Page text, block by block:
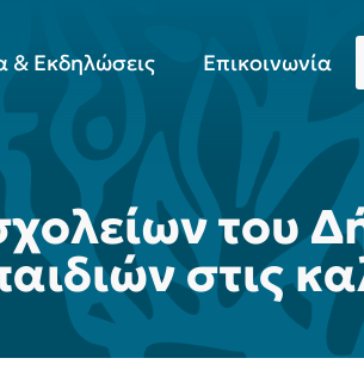
& Εκδηλώσεις Επικοινωνία
του
στις